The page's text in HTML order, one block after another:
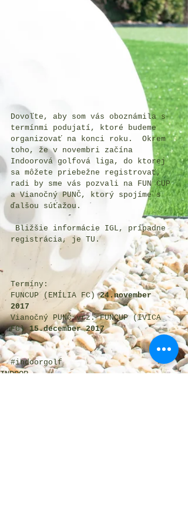
Dovoľte, aby som vás oboznámila s
termínmi podujatí, ktoré budeme
organizovať na konci roku.  Okrem
toho, že v novembri začína
Indoorová golfová liga, do ktorej
sa môžete priebežne registrovať,
radi by sme vás pozvali na FUN CUP
a Vianočný PUNČ, ktorý spojíme s
ďalšou súťažou.
registrácia, je TU .
Termíny:
FUNCUP (EMÍLIA FC) 24.november
2017
Vianočný PUNČ vrz. FUNCUP (IVICA
FC) 15.december 2017
#indoorgolf
INDOOR